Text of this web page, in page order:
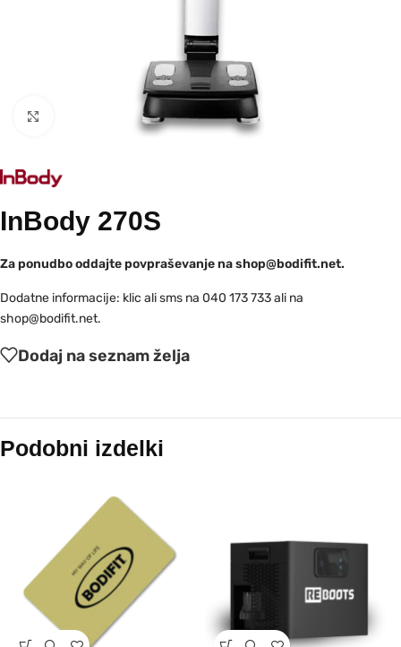
Kliknite za povečavo
InBody 270S
Za ponudbo oddajte povpraševanje na shop@bodifit.net.
Dodatne informacije: klic ali sms na 040 173 733 ali na
shop@bodifit.net.
Dodaj na seznam želja
Podobni izdelki